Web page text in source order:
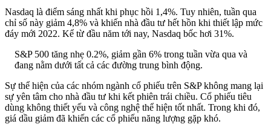
Nasdaq là điểm sáng nhất khi phục hồi 1,4%. Tuy nhiên, tuần qua
chỉ số này giảm 4,8% và khiến nhà đầu tư hết hồn khi thiết lập mức
đáy mới 2022. Kể từ đầu năm tới nay, Nasdaq bốc hơi 31%.
S&P 500 tăng nhẹ 0.2%, giảm gần 6% trong tuần vừa qua và
đang nằm dưới tất cả các đường trung bình động.
Sự thể hiện của các nhóm ngành cổ phiếu trên S&P không mang lại
sự yên tâm cho nhà đầu tư khi kết phiên trái chiều. Cổ phiếu tiêu
dùng không thiết yếu và công nghệ thể hiện tốt nhất. Trong khi đó,
giá dầu giảm đã khiến các cổ phiếu năng lượng gặp khó.